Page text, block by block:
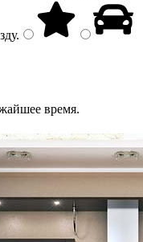
.
время.